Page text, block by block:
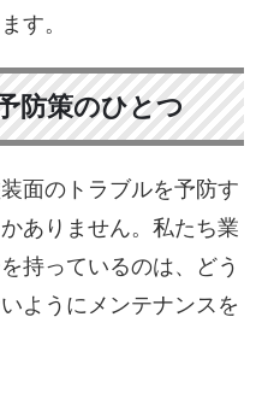
す。
防策のひとつ
面のトラブルを予防す
ありません。私たち業
持っているのは、どう
ようにメンテナンスを